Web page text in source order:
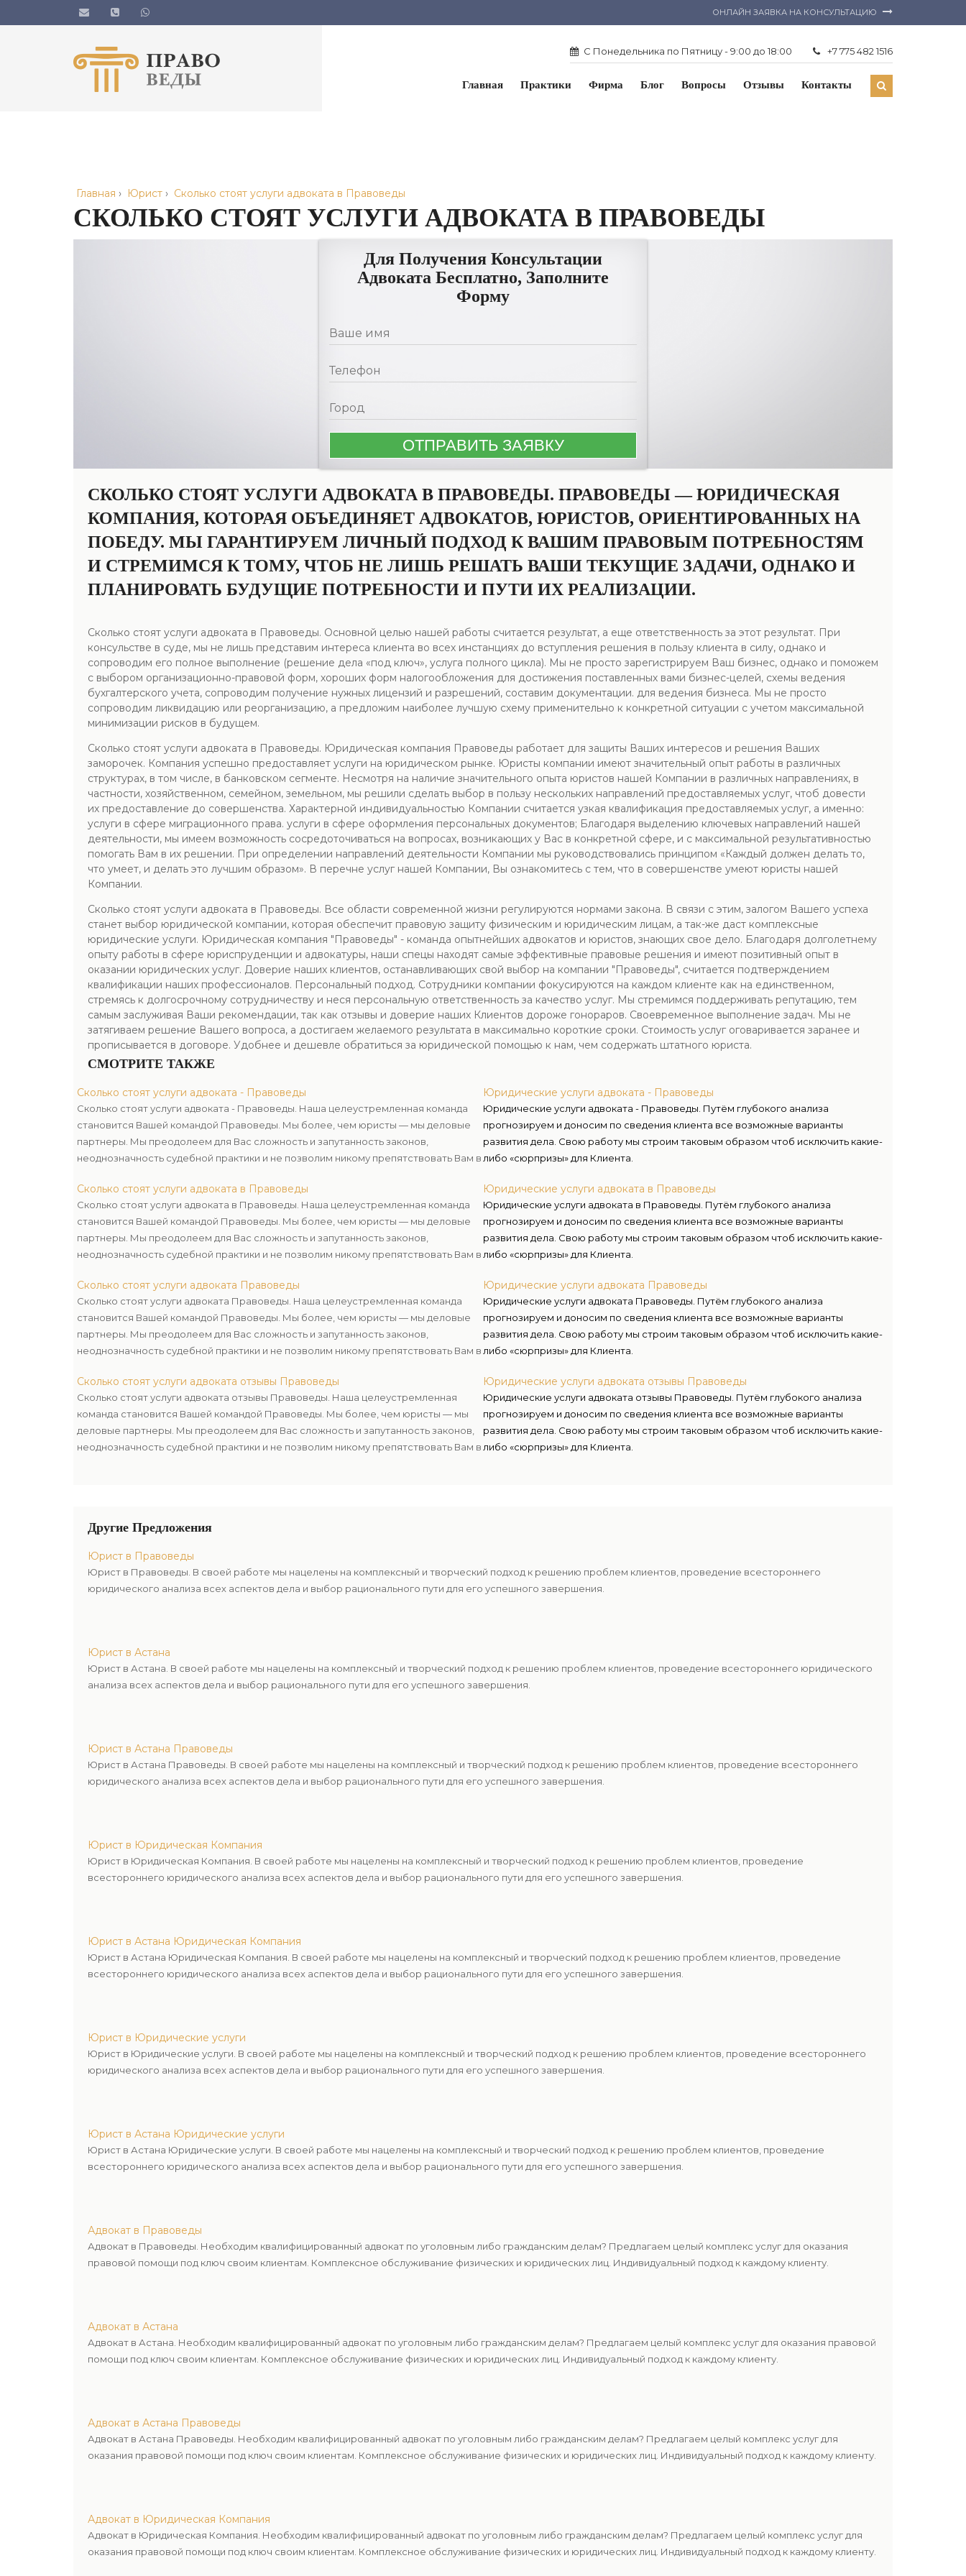
ОНЛАЙН ЗАЯВКА НА КОНСУЛЬТАЦИЮ
С Понедельника по Пятницу - 9:00 до 18:00 +7 775 482 1516
Главная Практики Фирма Блог Вопросы Отзывы Контакты
Главная › Юрист › Сколько стоят услуги адвоката в Правоведы
СКОЛЬКО СТОЯТ УСЛУГИ АДВОКАТА В ПРАВОВЕДЫ
Для Получения Консультации
Адвоката Бесплатно, Заполните
Форму
СКОЛЬКО СТОЯТ УСЛУГИ АДВОКАТА В ПРАВОВЕДЫ. ПРАВОВЕДЫ — ЮРИДИЧЕСКАЯ
КОМПАНИЯ, КОТОРАЯ ОБЪЕДИНЯЕТ АДВОКАТОВ, ЮРИСТОВ, ОРИЕНТИРОВАННЫХ НА
ПОБЕДУ. МЫ ГАРАНТИРУЕМ ЛИЧНЫЙ ПОДХОД К ВАШИМ ПРАВОВЫМ ПОТРЕБНОСТЯМ
И СТРЕМИМСЯ К ТОМУ, ЧТОБ НЕ ЛИШЬ РЕШАТЬ ВАШИ ТЕКУЩИЕ ЗАДАЧИ, ОДНАКО И
ПЛАНИРОВАТЬ БУДУЩИЕ ПОТРЕБНОСТИ И ПУТИ ИХ РЕАЛИЗАЦИИ.
Сколько стоят услуги адвоката в Правоведы. Основной целью нашей работы считается результат, а еще ответственность за этот результат. При
консульстве в суде, мы не лишь представим интереса клиента во всех инстанциях до вступления решения в пользу клиента в силу, однако и
сопроводим его полное выполнение (решение дела «под ключ», услуга полного цикла). Мы не просто зарегистрируем Ваш бизнес, однако и поможем
с выбором организационно-правовой форм, хороших форм налогообложения для достижения поставленных вами бизнес-целей, схемы ведения
бухгалтерского учета, сопроводим получение нужных лицензий и разрешений, составим документации. для ведения бизнеса. Мы не просто
сопроводим ликвидацию или реорганизацию, а предложим наиболее лучшую схему применительно к конкретной ситуации с учетом максимальной
минимизации рисков в будущем.
Сколько стоят услуги адвоката в Правоведы. Юридическая компания Правоведы работает для защиты Ваших интересов и решения Ваших
заморочек. Компания успешно предоставляет услуги на юридическом рынке. Юристы компании имеют значительный опыт работы в различных
структурах, в том числе, в банковском сегменте. Несмотря на наличие значительного опыта юристов нашей Компании в различных направлениях, в
частности, хозяйственном, семейном, земельном, мы решили сделать выбор в пользу нескольких направлений предоставляемых услуг, чтоб довести
их предоставление до совершенства. Характерной индивидуальностью Компании считается узкая квалификация предоставляемых услуг, а именно:
услуги в сфере миграционного права. услуги в сфере оформления персональных документов; Благодаря выделению ключевых направлений нашей
деятельности, мы имеем возможность сосредоточиваться на вопросах, возникающих у Вас в конкретной сфере, и с максимальной результативностью
помогать Вам в их решении. При определении направлений деятельности Компании мы руководствовались принципом «Каждый должен делать то,
что умеет, и делать это лучшим образом». В перечне услуг нашей Компании, Вы ознакомитесь с тем, что в совершенстве умеют юристы нашей
Компании.
Сколько стоят услуги адвоката в Правоведы. Все области современной жизни регулируются нормами закона. В связи с этим, залогом Вашего успеха
станет выбор юридической компании, которая обеспечит правовую защиту физическим и юридическим лицам, а так-же даст комплексные
юридические услуги. Юридическая компания "Правоведы" - команда опытнейших адвокатов и юристов, знающих свое дело. Благодаря долголетнему
опыту работы в сфере юриспруденции и адвокатуры, наши спецы находят самые эффективные правовые решения и имеют позитивный опыт в
оказании юридических услуг. Доверие наших клиентов, останавливающих свой выбор на компании "Правоведы", считается подтверждением
квалификации наших профессионалов. Персональный подход. Сотрудники компании фокусируются на каждом клиенте как на единственном,
стремясь к долгосрочному сотрудничеству и неся персональную ответственность за качество услуг. Мы стремимся поддерживать репутацию, тем
самым заслуживая Ваши рекомендации, так как отзывы и доверие наших Клиентов дороже гонораров. Своевременное выполнение задач. Мы не
затягиваем решение Вашего вопроса, а достигаем желаемого результата в максимально короткие сроки. Стоимость услуг оговаривается заранее и
прописывается в договоре. Удобнее и дешевле обратиться за юридической помощью к нам, чем содержать штатного юриста.
СМОТРИТЕ ТАКЖЕ
Сколько стоят услуги адвоката - Правоведы
Сколько стоят услуги адвоката - Правоведы. Наша целеустремленная команда
становится Вашей командой Правоведы. Мы более, чем юристы — мы деловые
партнеры. Мы преодолеем для Вас сложность и запутанность законов,
неоднозначность судебной практики и не позволим никому препятствовать Вам в
Сколько стоят услуги адвоката в Правоведы
Сколько стоят услуги адвоката в Правоведы. Наша целеустремленная команда
становится Вашей командой Правоведы. Мы более, чем юристы — мы деловые
партнеры. Мы преодолеем для Вас сложность и запутанность законов,
неоднозначность судебной практики и не позволим никому препятствовать Вам в
Сколько стоят услуги адвоката Правоведы
Сколько стоят услуги адвоката Правоведы. Наша целеустремленная команда
становится Вашей командой Правоведы. Мы более, чем юристы — мы деловые
партнеры. Мы преодолеем для Вас сложность и запутанность законов,
неоднозначность судебной практики и не позволим никому препятствовать Вам в
Сколько стоят услуги адвоката отзывы Правоведы
Сколько стоят услуги адвоката отзывы Правоведы. Наша целеустремленная
команда становится Вашей командой Правоведы. Мы более, чем юристы — мы
деловые партнеры. Мы преодолеем для Вас сложность и запутанность законов,
неоднозначность судебной практики и не позволим никому препятствовать Вам в
Юридические услуги адвоката - Правоведы
Юридические услуги адвоката - Правоведы. Путём глубокого анализа
прогнозируем и доносим по сведения клиента все возможные варианты
развития дела. Свою работу мы строим таковым образом чтоб исключить какие-
либо «сюрпризы» для Клиента.
Юридические услуги адвоката в Правоведы
Юридические услуги адвоката в Правоведы. Путём глубокого анализа
прогнозируем и доносим по сведения клиента все возможные варианты
развития дела. Свою работу мы строим таковым образом чтоб исключить какие-
либо «сюрпризы» для Клиента.
Юридические услуги адвоката Правоведы
Юридические услуги адвоката Правоведы. Путём глубокого анализа
прогнозируем и доносим по сведения клиента все возможные варианты
развития дела. Свою работу мы строим таковым образом чтоб исключить какие-
либо «сюрпризы» для Клиента.
Юридические услуги адвоката отзывы Правоведы
Юридические услуги адвоката отзывы Правоведы. Путём глубокого анализа
прогнозируем и доносим по сведения клиента все возможные варианты
развития дела. Свою работу мы строим таковым образом чтоб исключить какие-
либо «сюрпризы» для Клиента.
Другие Предложения
Юрист в Правоведы
Юрист в Правоведы. В своей работе мы нацелены на комплексный и творческий подход к решению проблем клиентов, проведение всестороннего
юридического анализа всех аспектов дела и выбор рационального пути для его успешного завершения.
Юрист в Астана
Юрист в Астана. В своей работе мы нацелены на комплексный и творческий подход к решению проблем клиентов, проведение всестороннего юридического
анализа всех аспектов дела и выбор рационального пути для его успешного завершения.
Юрист в Астана Правоведы
Юрист в Астана Правоведы. В своей работе мы нацелены на комплексный и творческий подход к решению проблем клиентов, проведение всестороннего
юридического анализа всех аспектов дела и выбор рационального пути для его успешного завершения.
Юрист в Юридическая Компания
Юрист в Юридическая Компания. В своей работе мы нацелены на комплексный и творческий подход к решению проблем клиентов, проведение
всестороннего юридического анализа всех аспектов дела и выбор рационального пути для его успешного завершения.
Юрист в Астана Юридическая Компания
Юрист в Астана Юридическая Компания. В своей работе мы нацелены на комплексный и творческий подход к решению проблем клиентов, проведение
всестороннего юридического анализа всех аспектов дела и выбор рационального пути для его успешного завершения.
Юрист в Юридические услуги
Юрист в Юридические услуги. В своей работе мы нацелены на комплексный и творческий подход к решению проблем клиентов, проведение всестороннего
юридического анализа всех аспектов дела и выбор рационального пути для его успешного завершения.
Юрист в Астана Юридические услуги
Юрист в Астана Юридические услуги. В своей работе мы нацелены на комплексный и творческий подход к решению проблем клиентов, проведение
всестороннего юридического анализа всех аспектов дела и выбор рационального пути для его успешного завершения.
Адвокат в Правоведы
Адвокат в Правоведы. Необходим квалифицированный адвокат по уголовным либо гражданским делам? Предлагаем целый комплекс услуг для оказания
правовой помощи под ключ своим клиентам. Комплексное обслуживание физических и юридических лиц. Индивидуальный подход к каждому клиенту.
Адвокат в Астана
Адвокат в Астана. Необходим квалифицированный адвокат по уголовным либо гражданским делам? Предлагаем целый комплекс услуг для оказания правовой
помощи под ключ своим клиентам. Комплексное обслуживание физических и юридических лиц. Индивидуальный подход к каждому клиенту.
Адвокат в Астана Правоведы
Адвокат в Астана Правоведы. Необходим квалифицированный адвокат по уголовным либо гражданским делам? Предлагаем целый комплекс услуг для
оказания правовой помощи под ключ своим клиентам. Комплексное обслуживание физических и юридических лиц. Индивидуальный подход к каждому клиенту.
Адвокат в Юридическая Компания
Адвокат в Юридическая Компания. Необходим квалифицированный адвокат по уголовным либо гражданским делам? Предлагаем целый комплекс услуг для
оказания правовой помощи под ключ своим клиентам. Комплексное обслуживание физических и юридических лиц. Индивидуальный подход к каждому клиенту.